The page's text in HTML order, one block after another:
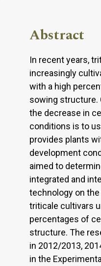
Abstract
In recent years,
increasingly
with a high
sowing structure.
the decrease in
conditions is to
provides plants
development
aimed to
integrated and
technology on
triticale cultivars
percentages of
structure. The
in 2012/2013,
in the